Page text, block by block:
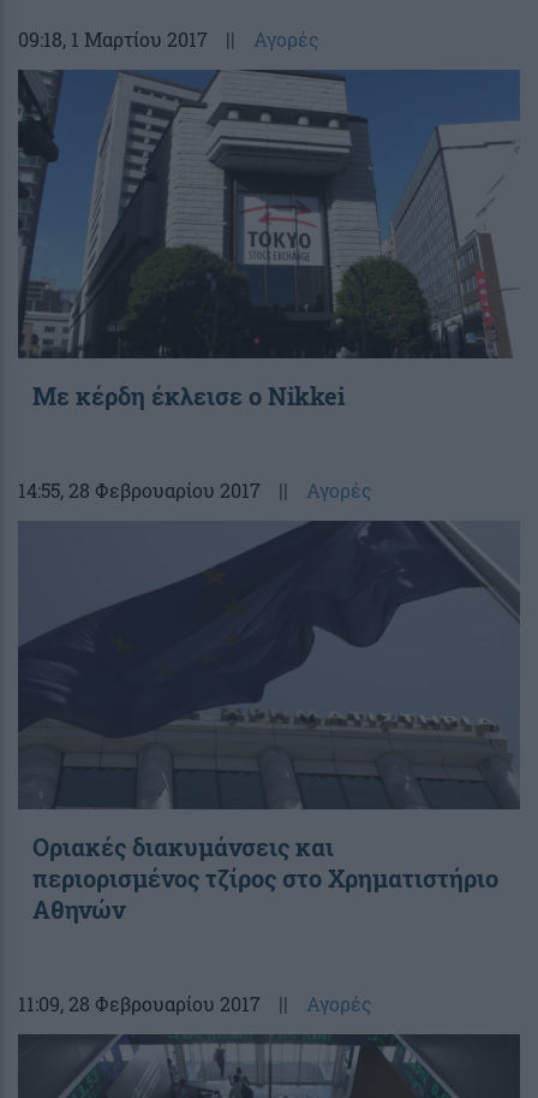
09:18, 1 Μαρτίου 2017 || Αγορές
Με κέρδη έκλεισε ο Nikkei
14:55, 28 Φεβρουαρίου 2017 || Αγορές
Οριακές διακυμάνσεις και
περιορισμένος τζίρος στο Χρηματιστήριο
Αθηνών
11:09, 28 Φεβρουαρίου 2017 || Αγορές